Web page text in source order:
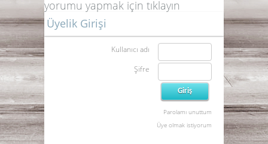
yorumu yapmak için tıklayın
Üyelik Girişi
Kullanıcı adı
Şifre
Parolamı unuttum
Üye olmak istiyorum